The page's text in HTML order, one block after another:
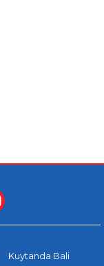
Kuytanda Bali